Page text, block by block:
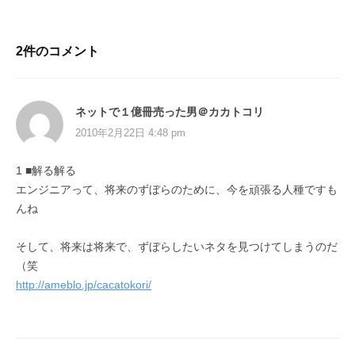
2件のコメント
ネットで１億冊売った男＠カカトコリ
2010年2月22日 4:48 pm
1 ■解る解る
エンジニアって、将来のずぼらのために、今を頑張る人種ですも
んね
そして、将来は将来で、ずぼらしたいネタを見つけてしまうのだ
（笑
http://ameblo.jp/cacatokori/